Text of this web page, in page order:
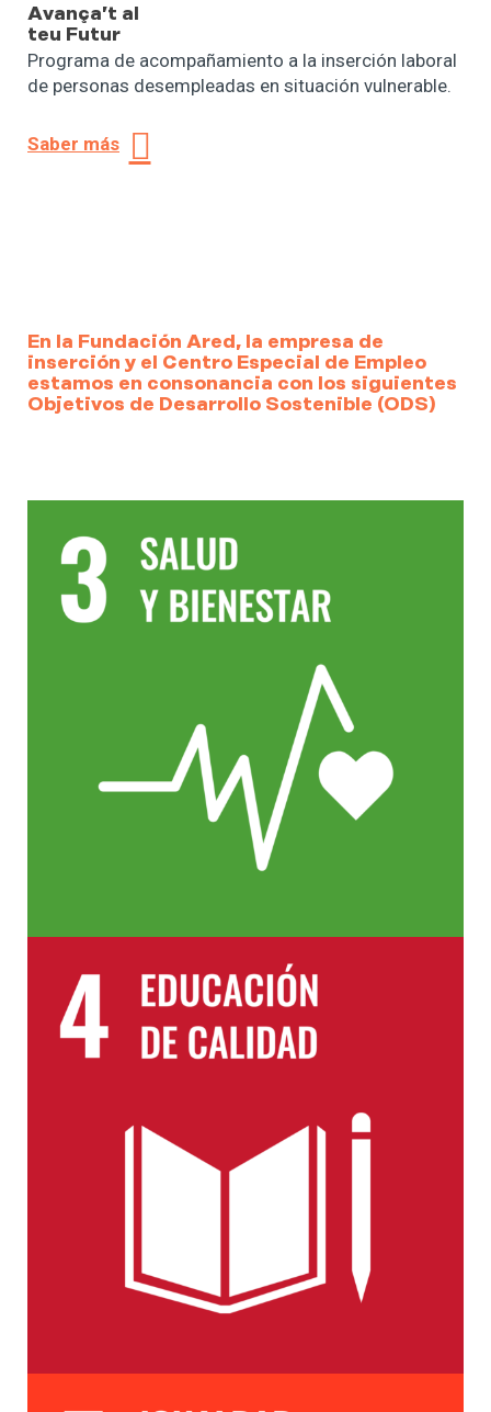
Avança’t al
teu Futur
Programa de acompañamiento a la inserción laboral
de personas desempleadas en situación vulnerable.
Saber más
En la Fundación Ared, la empresa de
inserción y el Centro Especial de Empleo
estamos en consonancia con los siguientes
Objetivos de Desarrollo Sostenible (ODS)